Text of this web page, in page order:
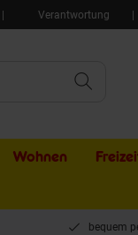
Verantwortung
Wohnen
bequem